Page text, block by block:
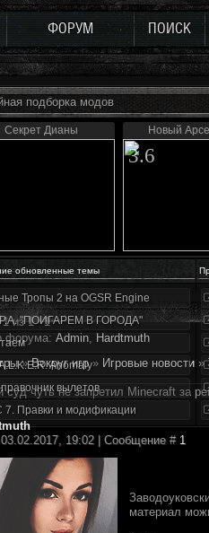
ФОРУМ ПОИСК
подборка модов
Секрет Дианы Новый
3.6
обновленные темы
Тропы 2 на OGSR Engine
"ПОИГАРЕМ В ГОРОДА"
Anomaly
вылетов
7. Правки и модификации
1из1
1
форума: Аdmin, Hardtmuth
» Вокруг игр » Игровые новости »
суд чуть не запретил Minecraft за
03.02.2017, 19:02 | Сообщение # 1
материал